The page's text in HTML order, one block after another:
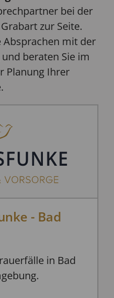
bei der
zur Seite.
mit der
beraten Sie im
Planung Ihrer
- Bad
in Bad